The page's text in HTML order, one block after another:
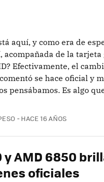
aquí, y como era de
acompañada de la tarjeta
Efectivamente, el
se hace oficial y
pensábamos. Es algo
HACE 16 AÑOS
y AMD 6850
oficiales